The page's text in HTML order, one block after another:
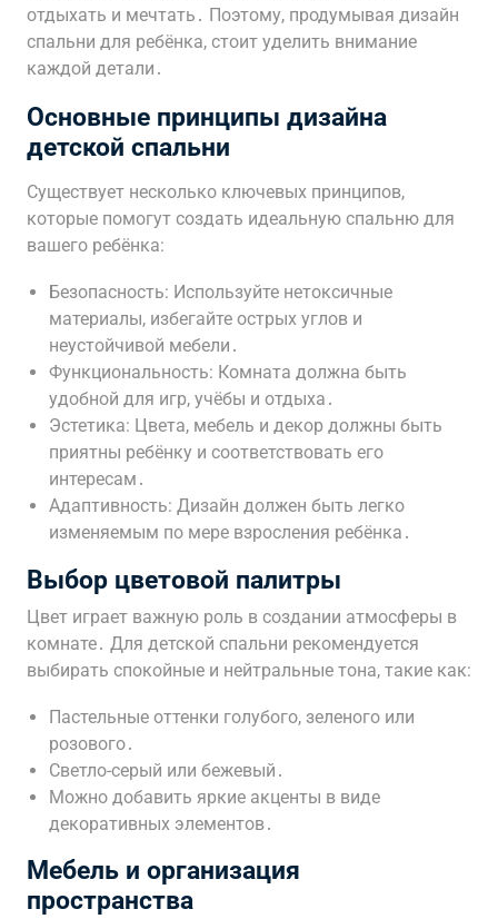
отдыхать и мечтать․ Поэтому, продумывая дизайн
спальни для ребёнка, стоит уделить внимание
каждой детали․
Основные принципы дизайна
детской спальни
Существует несколько ключевых принципов,
которые помогут создать идеальную спальню для
вашего ребёнка:
Безопасность: Используйте нетоксичные
материалы, избегайте острых углов и
неустойчивой мебели․
Функциональность: Комната должна быть
удобной для игр, учёбы и отдыха․
Эстетика: Цвета, мебель и декор должны быть
приятны ребёнку и соответствовать его
интересам․
Адаптивность: Дизайн должен быть легко
изменяемым по мере взросления ребёнка․
Выбор цветовой палитры
Цвет играет важную роль в создании атмосферы в
комнате․ Для детской спальни рекомендуется
выбирать спокойные и нейтральные тона, такие как:
Пастельные оттенки голубого, зеленого или
розового․
Светло-серый или бежевый․
Можно добавить яркие акценты в виде
декоративных элементов․
Мебель и организация
пространства